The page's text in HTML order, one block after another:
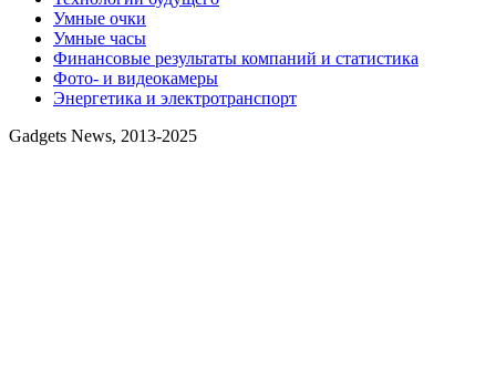
Умные очки
Умные часы
Финансовые результаты компаний и статистика
Фото- и видеокамеры
Энергетика и электротранспорт
Gadgets News, 2013-2025